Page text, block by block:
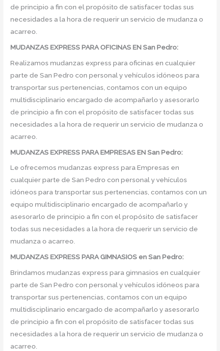
de principio a fin con el propósito de satisfacer todas sus
necesidades a la hora de requerir un servicio de mudanza o
acarreo.
MUDANZAS EXPRESS PARA OFICINAS EN San Pedro:
Realizamos mudanzas express para oficinas en cualquier
parte de San Pedro con personal y vehículos idóneos para
transportar sus pertenencias, contamos con un equipo
multidisciplinario encargado de acompañarlo y asesorarlo
de principio a fin con el propósito de satisfacer todas sus
necesidades a la hora de requerir un servicio de mudanza o
acarreo.
MUDANZAS EXPRESS PARA EMPRESAS EN San Pedro:
Le ofrecemos mudanzas express para Empresas en
cualquier parte de San Pedro con personal y vehículos
idóneos para transportar sus pertenencias, contamos con un
equipo multidisciplinario encargado de acompañarlo y
asesorarlo de principio a fin con el propósito de satisfacer
todas sus necesidades a la hora de requerir un servicio de
mudanza o acarreo.
MUDANZAS EXPRESS PARA GIMNASIOS en San Pedro:
Brindamos mudanzas express para gimnasios en cualquier
parte de San Pedro con personal y vehículos idóneos para
transportar sus pertenencias, contamos con un equipo
multidisciplinario encargado de acompañarlo y asesorarlo
de principio a fin con el propósito de satisfacer todas sus
necesidades a la hora de requerir un servicio de mudanza o
acarreo.